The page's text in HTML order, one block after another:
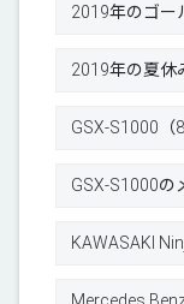
2019年のゴー
2019年の夏休
GSX-S1000（8
GSX-S1000の
KAWASAKI
Mercedes